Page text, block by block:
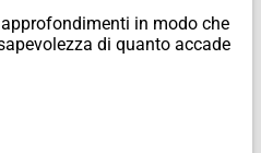
in modo che
di quanto accade